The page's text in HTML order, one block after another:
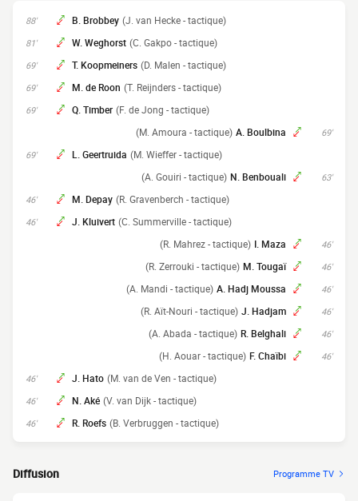
88' B. Brobbey (J. van Hecke - tactique)
81' W. Weghorst (C. Gakpo - tactique)
69' T. Koopmeiners (D. Malen - tactique)
69' M. de Roon (T. Reijnders - tactique)
69' Q. Timber (F. de Jong - tactique)
69'
A. Boulbina
(M. Amoura - tactique)
69' L. Geertruida (M. Wieffer - tactique)
63'
N. Benbouali
(A. Gouiri - tactique)
46' M. Depay (R. Gravenberch - tactique)
46' J. Kluivert (C. Summerville - tactique)
46'
I. Maza
(R. Mahrez - tactique)
46'
M. Tougaï
(R. Zerrouki - tactique)
46'
A. Hadj Moussa
(A. Mandi - tactique)
46'
J. Hadjam
(R. Aït-Nouri - tactique)
46'
R. Belghali
(A. Abada - tactique)
46'
F. Chaïbi
(H. Aouar - tactique)
46' J. Hato (M. van de Ven - tactique)
46' N. Aké (V. van Dijk - tactique)
46' R. Roefs (B. Verbruggen - tactique)
Diffusion Programme TV